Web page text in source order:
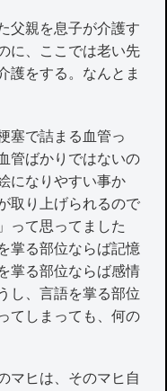
父親を息子が介護す
に、ここでは老い先
護をする。なんとま
塞で詰まる血管っ
管ばかりではないの
になりやすい事か
取り上げられるので
って思ってました
掌る部位ならば記憶
掌る部位ならば感情
し、言語を掌る部位
てしまっても、何の
マヒは、そのマヒ自